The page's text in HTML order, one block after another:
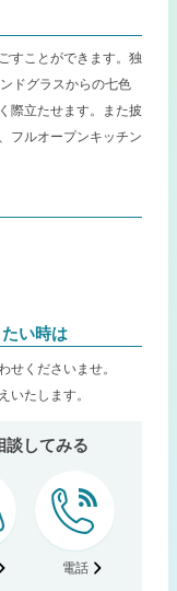
すことができます。独
ドグラスからの七色
際立たせます。また披
フルオープンキッチン
い時は
せくださいませ。
いたします。
談してみる
電話